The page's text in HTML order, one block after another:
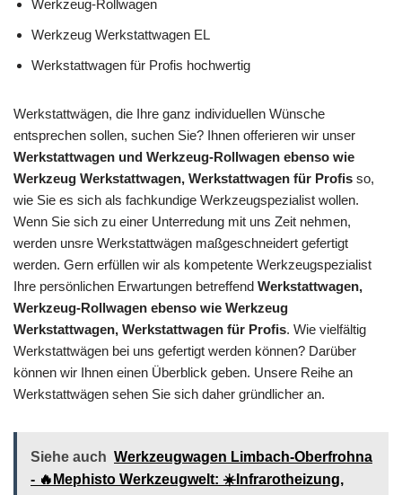
Werkzeug-Rollwagen
Werkzeug Werkstattwagen EL
Werkstattwagen für Profis hochwertig
Werkstattwägen, die Ihre ganz individuellen Wünsche
entsprechen sollen, suchen Sie? Ihnen offerieren wir unser
Werkstattwagen und Werkzeug-Rollwagen ebenso wie
Werkzeug Werkstattwagen, Werkstattwagen für Profis so,
wie Sie es sich als fachkundige Werkzeugspezialist wollen.
Wenn Sie sich zu einer Unterredung mit uns Zeit nehmen,
werden unsre Werkstattwägen maßgeschneidert gefertigt
werden. Gern erfüllen wir als kompetente Werkzeugspezialist
Ihre persönlichen Erwartungen betreffend Werkstattwagen,
Werkzeug-Rollwagen ebenso wie Werkzeug
Werkstattwagen, Werkstattwagen für Profis. Wie vielfältig
Werkstattwägen bei uns gefertigt werden können? Darüber
können wir Ihnen einen Überblick geben. Unsere Reihe an
Werkstattwägen sehen Sie sich daher gründlicher an.
Siehe auch Werkzeugwagen Limbach-Oberfrohna
- 🔥Mephisto Werkzeugwelt: ☀️Infrarotheizung,